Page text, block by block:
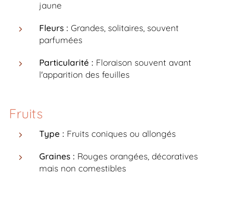
jaune
Fleurs : Grandes, solitaires, souvent
parfumées
Particularité : Floraison souvent avant
l'apparition des feuilles
Fruits
Type : Fruits coniques ou allongés
Graines : Rouges orangées, décoratives
mais non comestibles